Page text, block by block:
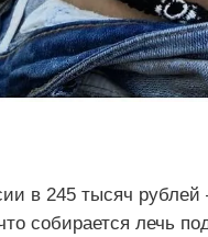
в 245 тысяч
собирается лечь